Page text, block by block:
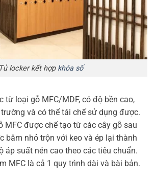
Tủ locker kết hợp khóa số
từ loại gỗ MFC/MDF, có độ bền cao,
và có thể tái chế sử dụng được.
MFC được chế tạo từ các cây gỗ sau
băm nhỏ trộn với keo và ép lại thành
áp suất nén cao theo các tiêu chuẩn.
MFC là cả 1 quy trình dài và bài bản.